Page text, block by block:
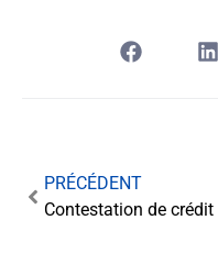
PRÉCÉDENT